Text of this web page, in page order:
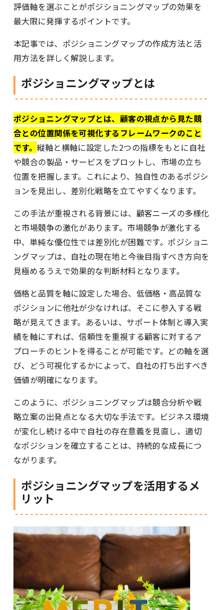
評価軸を選ぶことがポジショニングマップの効果を
最大限に発揮するポイントです。
本記事では、ポジショニングマップの作成方法と活
用方法を詳しく解説します。
ポジショニングマップとは
ポジショニングマップとは、顧客の視点から見た競
合との位置関係を可視化するフレームワークのこと
です。縦軸と横軸に設定した2つの指標をもとに自社
や競合の製品・サービスをプロットし、市場の立ち
位置を把握します。これにより、独自性のあるポジシ
ョンを見出し、差別化戦略を立てやすくなります。
この手法が重視される背景には、顧客ニーズの多様化
と市場競争の激化があります。市場競争が激化する
中、単純な優位性では差別化が困難です。ポジショニ
ングマップは、自社の現在地と今後目指すべき方向を
見極めるうえで効果的な判断材料となります。
価格と品質を軸に設定した場合、低価格・高品質な
ポジションに他社が少なければ、そこに参入する戦
略が見えてきます。あるいは、サポート体制と導入実
績を軸にすれば、信頼性を重視する顧客に対するア
プローチのヒントを得ることが可能です。どの軸を選
び、どう可視化するかによって、自社の打ち出すべき
価値が明確になります。
このように、ポジショニングマップは競合分析や戦
略立案の出発点となる大切な手法です。ビジネス環境
が変化し続ける中で自社の存在意義を見直し、適切
なポジションを確立することは、持続的な成長につ
ながります。
ポジショニングマップを活用するメ
リット